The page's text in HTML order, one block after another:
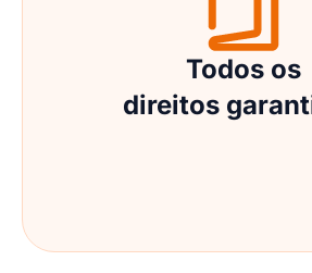
Todos os
direitos